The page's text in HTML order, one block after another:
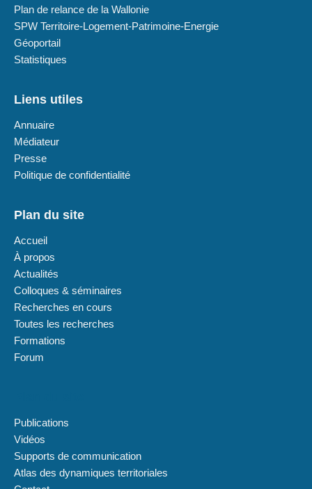
Plan de relance de la Wallonie
SPW Territoire-Logement-Patrimoine-Energie
Géoportail
Statistiques
Liens utiles
Annuaire
Médiateur
Presse
Politique de confidentialité
Plan du site
Accueil
À propos
Actualités
Colloques & séminaires
Recherches en cours
Toutes les recherches
Formations
Forum
Publications
Vidéos
Supports de communication
Atlas des dynamiques territoriales